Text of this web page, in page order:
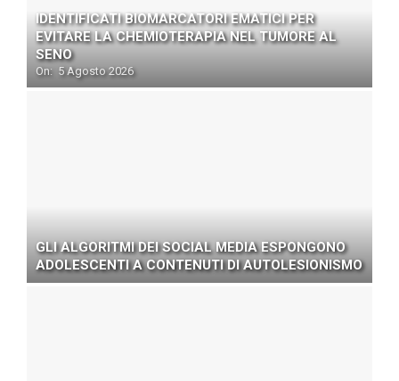
IDENTIFICATI BIOMARCATORI EMATICI PER
EVITARE LA CHEMIOTERAPIA NEL TUMORE AL
SENO
On: 5 Agosto 2026
GLI ALGORITMI DEI SOCIAL MEDIA ESPONGONO
ADOLESCENTI A CONTENUTI DI AUTOLESIONISMO